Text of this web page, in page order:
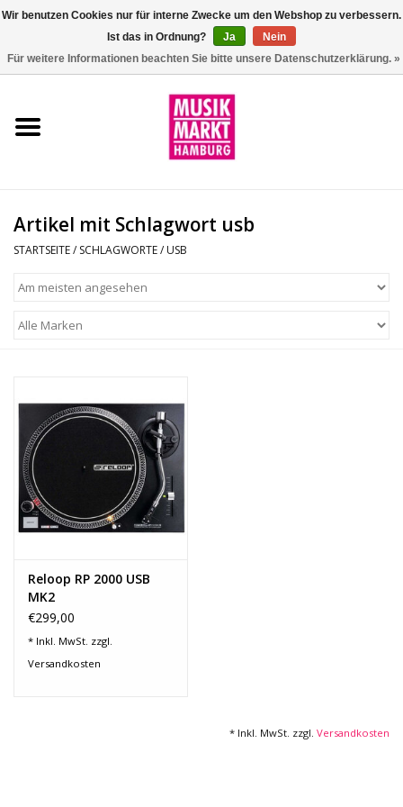
Aktion
Percussion
Recording
Lichttechnik
Traditionelle Instrumente
Signalprozessoren & Effekte
Artikel mit Schlagwort usb
STARTSEITE/ SCHLAGWORTE/ USB
Reloop RP 2000 USB
MK2
€299,00
* Inkl. MwSt. zzgl.
Versandkosten
* Inkl. MwSt. zzgl. Versandkosten
Wir benutzen Cookies nur für interne Zwecke um den Webshop zu verbessern.
Ist das in Ordnung?
Ja
Nein
Für weitere Informationen beachten Sie bitte unsere Datenschutzerklärung. »